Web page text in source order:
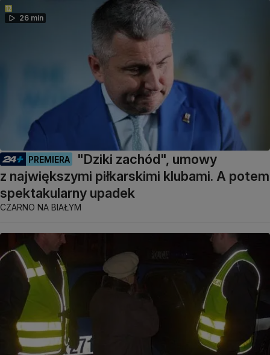
26 min
PREMIERA
"Dziki zachód", umowy
z największymi piłkarskimi klubami. A potem
spektakularny upadek
CZARNO NA BIAŁYM